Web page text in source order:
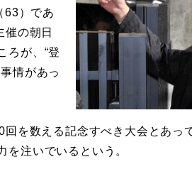
63）であ
の朝日
ろが、“登
情があっ
を数える記念すべき大会とあっ
を注いでいるという。